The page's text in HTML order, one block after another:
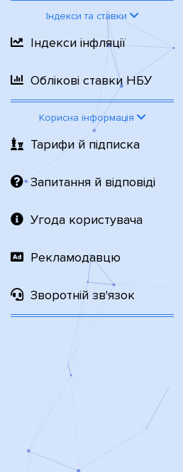
Індекси та ставки
Індекси інфляції
Облікові ставки НБУ
Корисна інформація
Тарифи й підписка
Запитання й відповіді
Угода користувача
Рекламодавцю
Зворотній зв'язок